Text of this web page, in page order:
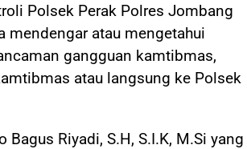
Polsek Perak Polres Jombang
atau mengetahui
gangguan kamtibmas,
atau langsung ke Polsek
Riyadi, S.H, S.I.K, M.Si yang